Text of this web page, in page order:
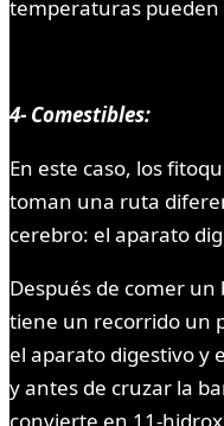
temperaturas
4- Comestibles:
En este caso, los
toman una ruta
cerebro: el aparato
Después de comer
tiene un recorrido un
el aparato digestivo y
y antes de cruzar la